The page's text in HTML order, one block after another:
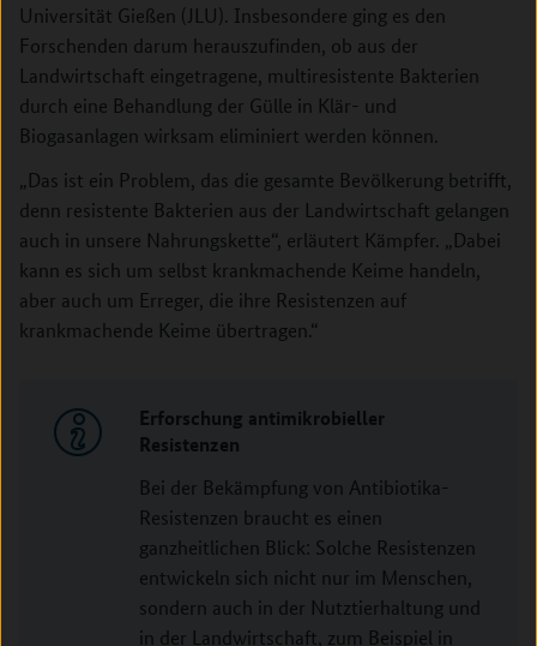
Universität Gießen (JLU). Insbesondere ging es den
Forschenden darum herauszufinden, ob aus der
Landwirtschaft eingetragene, multiresistente Bakterien
durch eine Behandlung der Gülle in Klär- und
Biogasanlagen wirksam eliminiert werden können.
„Das ist ein Problem, das die gesamte Bevölkerung betrifft,
denn resistente Bakterien aus der Landwirtschaft gelangen
auch in unsere Nahrungskette“, erläutert Kämpfer. „Dabei
kann es sich um selbst krankmachende Keime handeln,
aber auch um Erreger, die ihre Resistenzen auf
krankmachende Keime übertragen.“
Erforschung antimikrobieller
Resistenzen
Bei der Bekämpfung von Antibiotika-
Resistenzen braucht es einen
ganzheitlichen Blick: Solche Resistenzen
entwickeln sich nicht nur im Menschen,
sondern auch in der Nutztierhaltung und
in der Landwirtschaft, zum Beispiel in